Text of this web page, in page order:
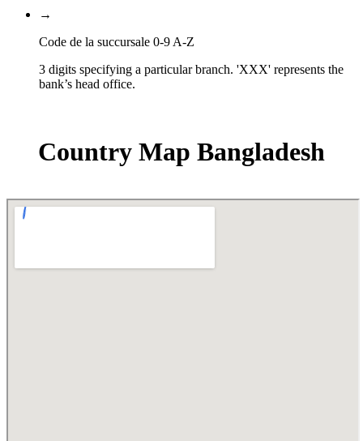
→
Code de la succursale 0-9 A-Z
3 digits specifying a particular branch. 'XXX' represents the
bank’s head office.
Country Map Bangladesh